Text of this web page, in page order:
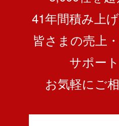
41年間積み上
皆さまの売上
サポー
お気軽にご